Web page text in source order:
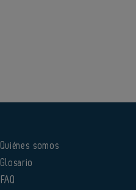
Quiénes somos
Glosario
FAQ